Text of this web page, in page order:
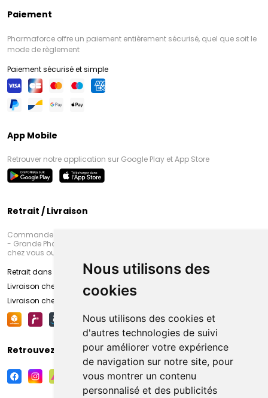
Nous utilisons des
cookies
Nous utilisons des cookies et
d'autres technologies de suivi
pour améliorer votre expérience
de navigation sur notre site, pour
vous montrer un contenu
personnalisé et des publicités
Paiement
Pharmaforce offre un paiement entièrement sécurisé, quel que soit le
mode de règlement
Paiement sécurisé et simple
App Mobile
Retrouver notre application sur Google Play et App Store
Retrait / Livraison
Commandez en ligne et venez chercher votre commande à Amiens
- Grande Pharmacie d’Amiens (Fachon) ou recevez-là rapidement
chez vous ou en point retrait
Retrait dans la pharmacie d’Amiens
Livraison chez vous
Livraison chez votre commerçant
Retrouvez-nous sur vos réseaux sociaux